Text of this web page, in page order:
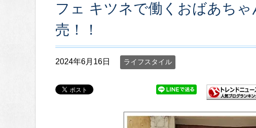
フェ キツネで働くおばあち
売！！
2024年6月16日 ライフスタイル